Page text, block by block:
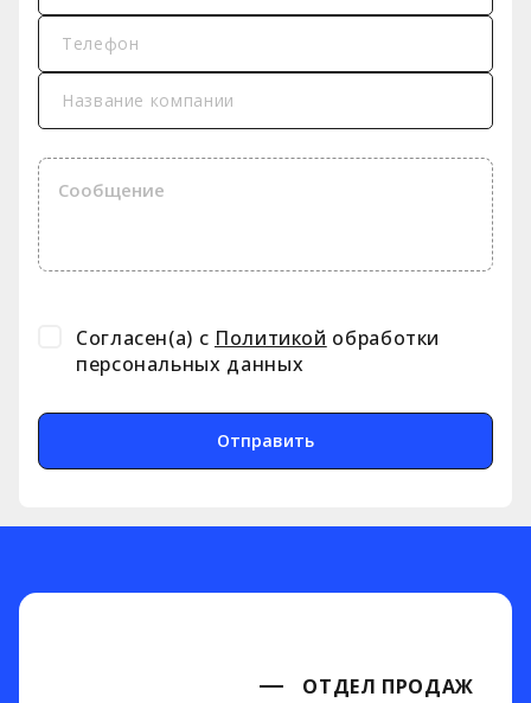
Телефон
Название компании
Согласен(а) с Политикой обработки
персональных данных
Отправить
проекта
Выполняем работы
результат
Нам доверяют
ОТДЕЛ ПРОДАЖ